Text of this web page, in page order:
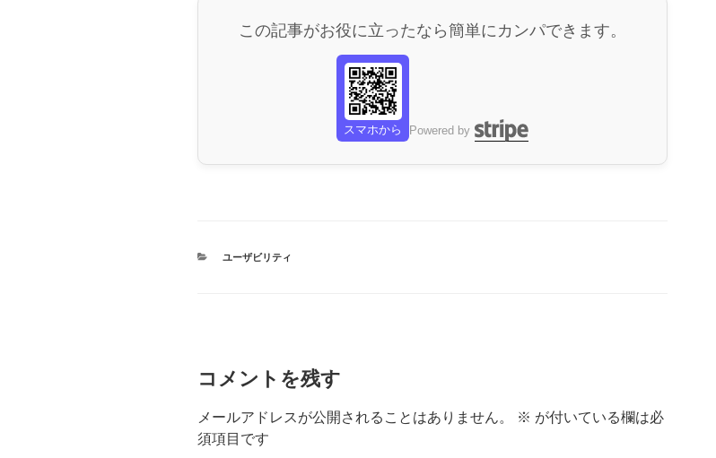
この記事がお役に立ったなら簡単にカンパできます。
スマホから Powered by
カ
ユーザビリティ
コメントを残す
メールアドレスが公開されることはありません。 ※ が付いている欄は必
須項目です